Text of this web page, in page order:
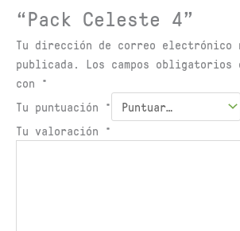
“Pack Celeste 4”
Tu dirección de correo electrónico
publicada. Los campos obligatorios
con *
Tu puntuación *
Tu valoración *